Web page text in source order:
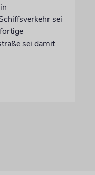
sei
sei damit